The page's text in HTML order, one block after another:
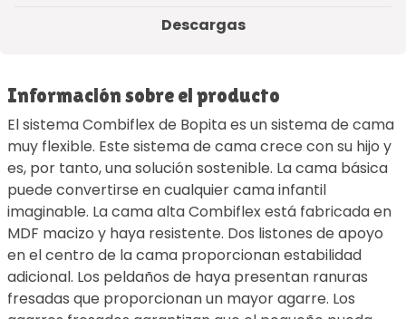
Descargas
Información sobre el producto
El sistema Combiflex de Bopita es un sistema de cama
muy flexible. Este sistema de cama crece con su hijo y
es, por tanto, una solución sostenible. La cama básica
puede convertirse en cualquier cama infantil
imaginable. La cama alta Combiflex está fabricada en
MDF macizo y haya resistente. Dos listones de apoyo
en el centro de la cama proporcionan estabilidad
adicional. Los peldaños de haya presentan ranuras
fresadas que proporcionan un mayor agarre. Los